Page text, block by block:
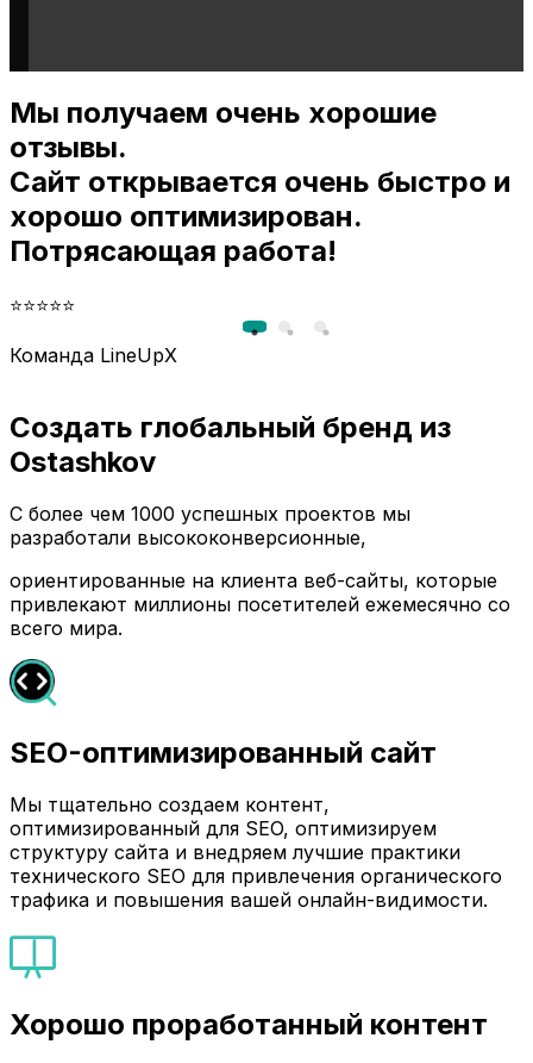
Мы получаем очень хорошие
отзывы.
Сайт открывается очень быстро и
хорошо оптимизирован.
Потрясающая работа!
⭐⭐⭐⭐⭐
Команда LineUpX
Создать глобальный бренд из
Ostashkov
С более чем 1000 успешных проектов мы
разработали высококонверсионные,
ориентированные на клиента веб-сайты, которые
привлекают миллионы посетителей ежемесячно со
всего мира.
SEO-оптимизированный сайт
Мы тщательно создаем контент,
оптимизированный для SEO, оптимизируем
структуру сайта и внедряем лучшие практики
технического SEO для привлечения органического
трафика и повышения вашей онлайн-видимости.
Хорошо проработанный контент